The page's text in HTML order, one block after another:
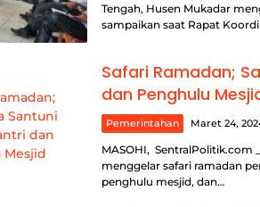
Tengah, Husen Mukadar
sampaikan saat Rapat
Safari Ramadan;
dan Penghulu
Pemerintahan Maret 24,
MASOHI, SentralPolitik.com
menggelar safari ramadan
penghulu mesjid, dan…